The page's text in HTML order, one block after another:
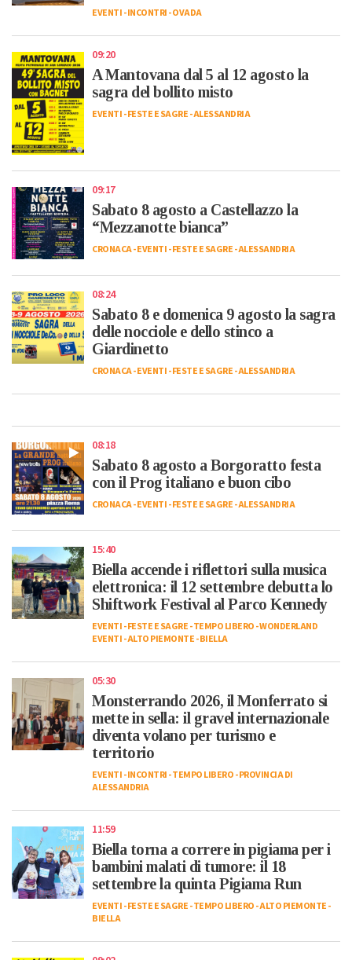
EVENTI-INCONTRI-OVADA
09:20
A Mantovana dal 5 al 12 agosto la
sagra del bollito misto
EVENTI-FESTE E SAGRE-ALESSANDRIA
09:17
Sabato 8 agosto a Castellazzo la
“Mezzanotte bianca”
CRONACA-EVENTI-FESTE E SAGRE-ALESSANDRIA
08:24
Sabato 8 e domenica 9 agosto la sagra
delle nocciole e dello stinco a
Giardinetto
CRONACA-EVENTI-FESTE E SAGRE-ALESSANDRIA
08:18
Sabato 8 agosto a Borgoratto festa
con il Prog italiano e buon cibo
CRONACA-EVENTI-FESTE E SAGRE-ALESSANDRIA
15:40
Biella accende i riflettori sulla musica
elettronica: il 12 settembre debutta lo
Shiftwork Festival al Parco Kennedy
EVENTI-FESTE E SAGRE-TEMPO LIBERO-WONDERLAND
EVENTI-ALTO PIEMONTE-BIELLA
05:30
Monsterrando 2026, il Monferrato si
mette in sella: il gravel internazionale
diventa volano per turismo e
territorio
EVENTI-INCONTRI-TEMPO LIBERO-PROVINCIA DI
ALESSANDRIA
11:59
Biella torna a correre in pigiama per i
bambini malati di tumore: il 18
settembre la quinta Pigiama Run
EVENTI-FESTE E SAGRE-TEMPO LIBERO-ALTO PIEMONTE-
BIELLA